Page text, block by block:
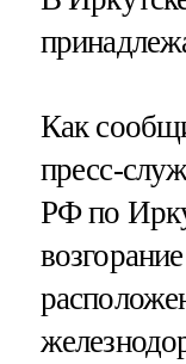
Как
пресс-
РФ по